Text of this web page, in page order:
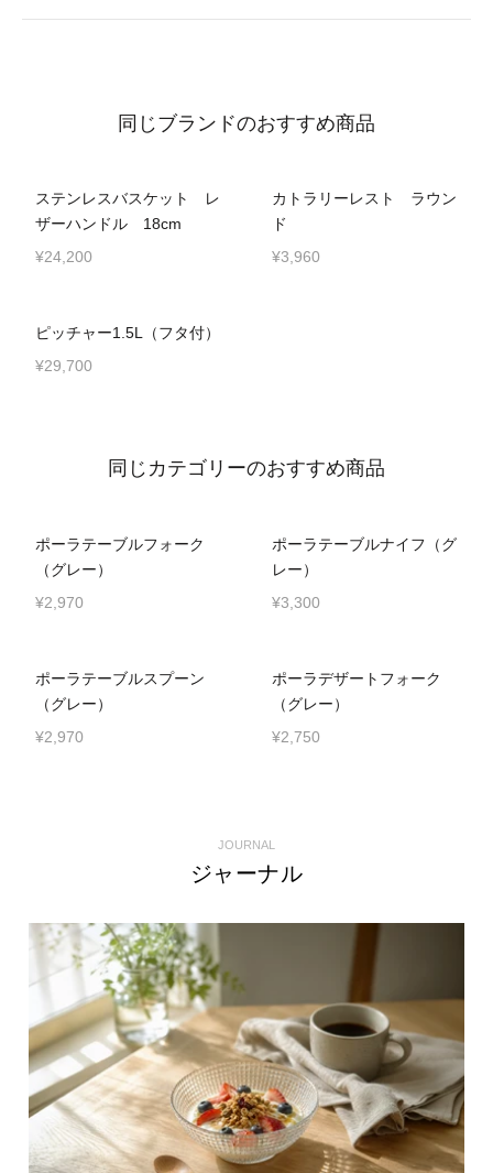
同じブランドのおすすめ商品
ステンレスバスケット レ
ザーハンドル 18cm
¥24,200
カトラリーレスト ラウン
ド
¥3,960
ピッチャー1.5L（フタ付）
¥29,700
同じカテゴリーのおすすめ商品
ポーラテーブルフォーク
（グレー）
¥2,970
ポーラテーブルナイフ（グ
レー）
¥3,300
ポーラテーブルスプーン
（グレー）
¥2,970
ポーラデザートフォーク
（グレー）
¥2,750
JOURNAL
ジャーナル